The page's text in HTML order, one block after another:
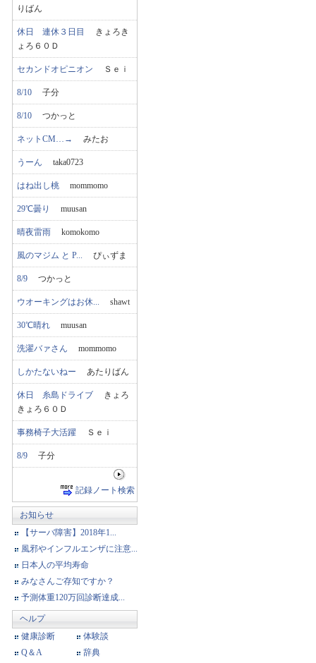
りばん
休日 連休３日目
きょろき
ょろ６０Ｄ
セカンドオピニオン Ｓｅｉ
8/10 子分
8/10 つかっと
ネットCM…→ みたお
うーん taka0723
はね出し桃 mommomo
29℃曇り muusan
晴夜雷雨 komokomo
風のマジム と P... ぴぃずま
8/9 つかっと
ウオーキングはお休... shawt
30℃晴れ muusan
洗濯バァさん mommomo
しかたないねー あたりばん
休日 糸島ドライブ きょろ
きょろ６０Ｄ
事務椅子大活躍 Ｓｅｉ
8/9 子分
記録ノート検索
お知らせ
【サーバ障害】2018年1...
風邪やインフルエンザに注意...
日本人の平均寿命
みなさんご存知ですか？
予測体重120万回診断達成...
ヘルプ
健康診断
体験談
Q＆A
辞典